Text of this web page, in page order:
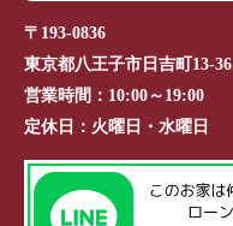
〒193-0836
東京都八王子市日吉町13-36
営業時間： 10:00～19:00
定休日： 火曜日・水曜日